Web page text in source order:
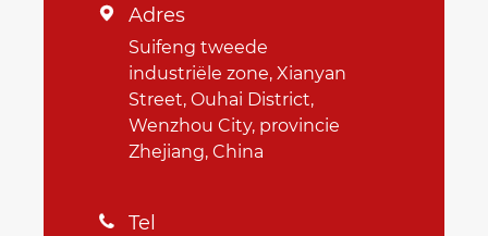
 Adres
Suifeng tweede
industriële zone, Xianyan
Street, Ouhai District,
Wenzhou City, provincie
Zhejiang, China
 Tel